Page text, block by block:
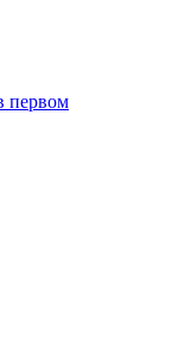
первом